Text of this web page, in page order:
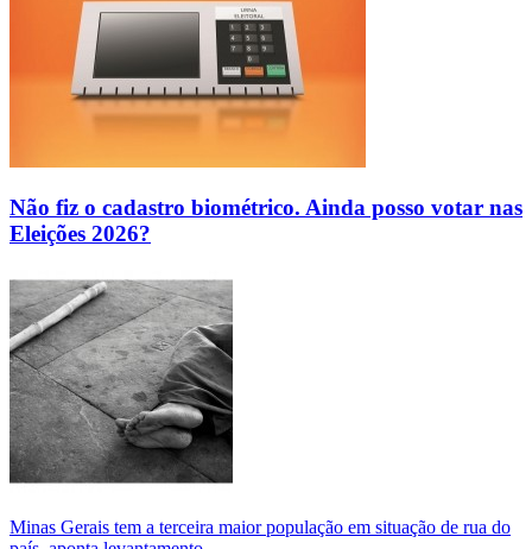
Não fiz o cadastro biométrico. Ainda posso votar nas
Eleições 2026?
Minas Gerais tem a terceira maior população em situação de rua do